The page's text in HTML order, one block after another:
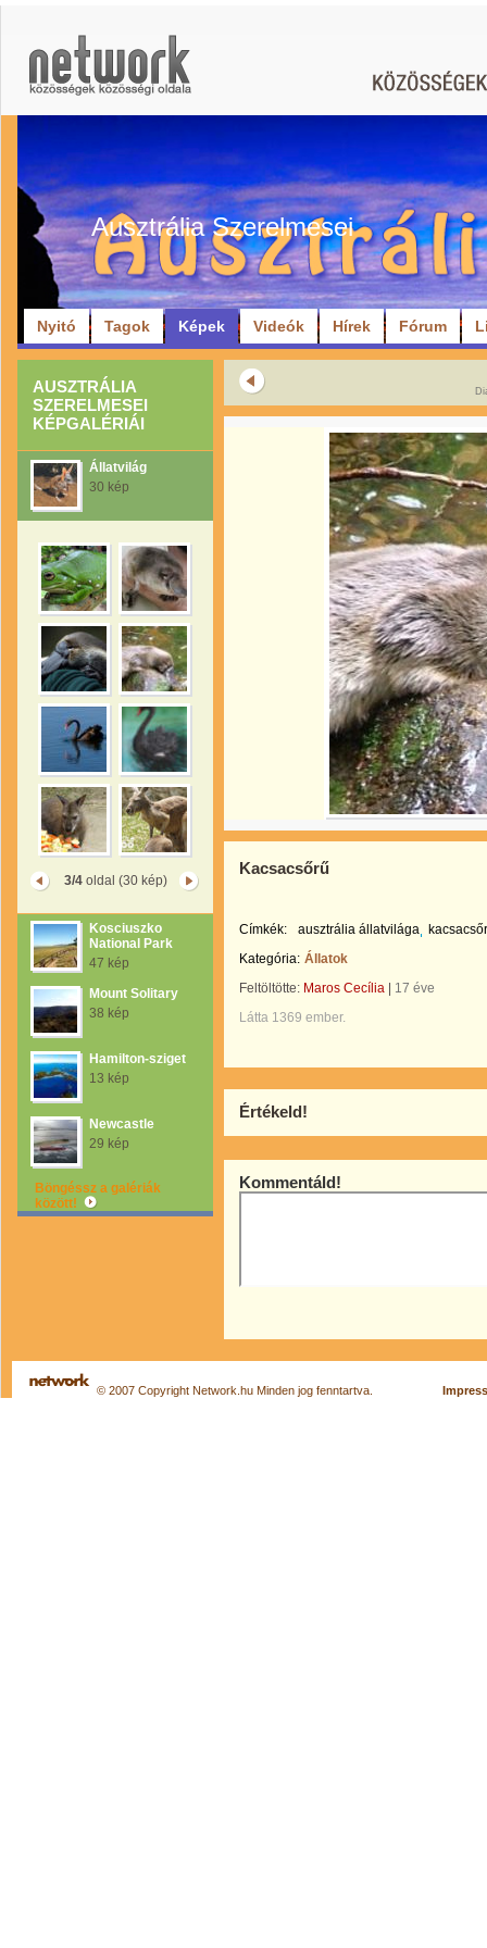
Ausztrália Szerelmesei
Nyitó Tagok Képek Videók Hírek Fórum
AUSZTRÁLIA
SZERELMESEI
KÉPGALÉRIÁI
Állatvilág
30 kép
3/4oldal (30 kép)
Kosciuszko
National Park
47 kép
Mount Solitary
38 kép
Hamilton-sziget
13 kép
Newcastle
29 kép
Böngéssz a galériák
között!
Kacsacsőrű
Címkék: ausztrália állatvilága
Kategória: Állatok
Feltöltötte: Maros Cecília
17 éve
Látta 1369 ember.
Értékeld!
Kommentáld!
© 2007 Copyright Network.hu Minden jog fenntartva.